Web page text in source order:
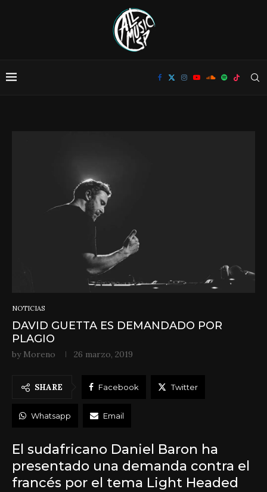
NOTICIAS
DAVID GUETTA ES DEMANDADO POR
PLAGIO
by Moreno 26 marzo, 2019
SHARE Facebook Twitter
Whatsapp Email
El sudafricano Daniel Baron ha
presentado una demanda contra el
francés por el tema Light Headed